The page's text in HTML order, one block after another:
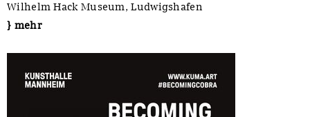
Wilhelm Hack Museum, Ludwigshafen
} mehr